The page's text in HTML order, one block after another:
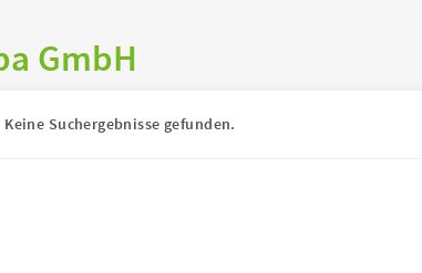
GmbH
Keine Suchergebnisse gefunden.